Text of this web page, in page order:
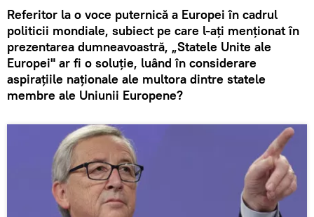
Referitor la o voce puternică a Europei în cadrul
politicii mondiale, subiect pe care l-ați menționat în
prezentarea dumneavoastră, „Statele Unite ale
Europei" ar fi o soluție, luând în considerare
aspirațiile naționale ale multora dintre statele
membre ale Uniunii Europene?